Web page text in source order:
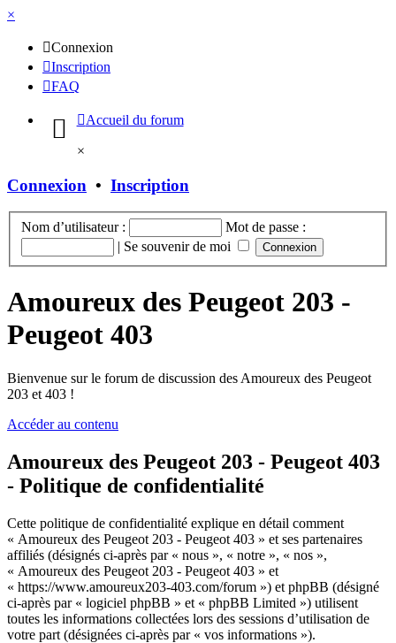
×
Connexion
Inscription
FAQ
Accueil du forum
×
Connexion • Inscription
Nom d’utilisateur :
Mot de passe :
| Se souvenir de moi
Amoureux des Peugeot 203 -
Peugeot 403
Bienvenue sur le forum de discussion des Amoureux des Peugeot
203 et 403 !
Accéder au contenu
Amoureux des Peugeot 203 - Peugeot 403
- Politique de confidentialité
Cette politique de confidentialité explique en détail comment
« Amoureux des Peugeot 203 - Peugeot 403 » et ses partenaires
affiliés (désignés ci-après par « nous », « notre », « nos »,
« Amoureux des Peugeot 203 - Peugeot 403 » et
« https://www.amoureux203-403.com/forum ») et phpBB (désigné
ci-après par « logiciel phpBB » et « phpBB Limited ») utilisent
toutes les informations collectées lors des sessions d’utilisation de
votre part (désignées ci-après par « vos informations »).